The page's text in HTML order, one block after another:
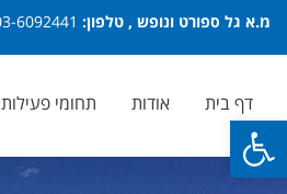
פתח סרגל נגישות
מ.א גל ספורט ונופש , טלפון:
דף בית אודות תחומי פעילות